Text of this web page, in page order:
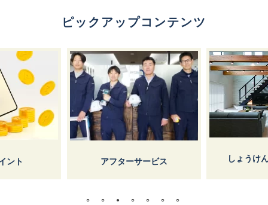
ピックアップコンテンツ
サービス しょうけん枚方マガジン